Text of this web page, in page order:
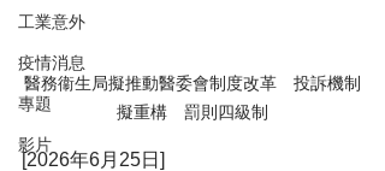
工業意外
疫情消息
專題
影片
醫務衞生局擬推動醫委會制度改革　投訴機制
擬重構　罰則四級制
[2026年6月25日]